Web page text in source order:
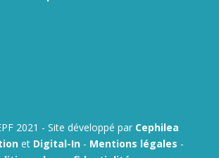
2021 - Site développé par Cephilea
et Digital-In - Mentions légales -